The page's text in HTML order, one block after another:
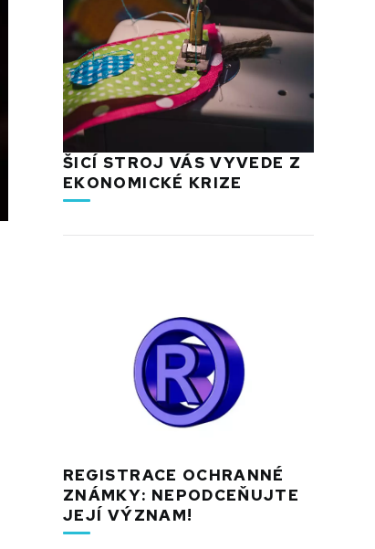
ŠICÍ STROJ VÁS VYVEDE Z
EKONOMICKÉ KRIZE
REGISTRACE OCHRANNÉ
ZNÁMKY: NEPODCEŇUJTE
JEJÍ VÝZNAM!